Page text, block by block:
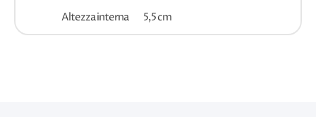
Altezza interna 5,5 cm